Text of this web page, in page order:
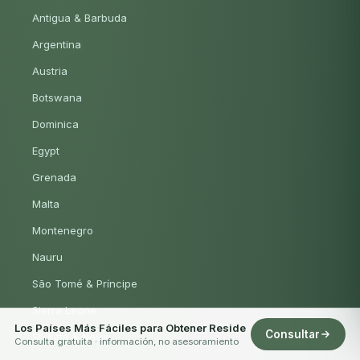
Los Países Más Fáciles para Obtener Reside
Consulta gratuita · información, no asesoramiento
Consultar
Antigua & Barbuda
Argentina
Austria
Botswana
Dominica
Egypt
Grenada
Malta
Montenegro
Nauru
São Tomé & Príncipe
Sierra Leone
St. Kitts & Nevis